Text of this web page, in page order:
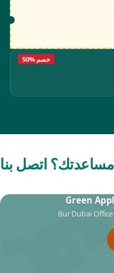
50% خصم
اتصل بنا
Green
Bur Dubai